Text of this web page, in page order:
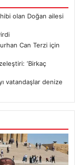
olan Doğan ailesi
Can Terzi için
‘Birkaç
vatandaşlar denize